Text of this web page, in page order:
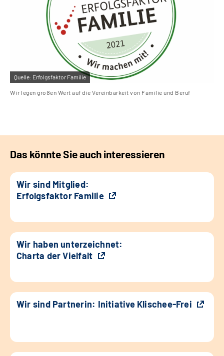
Quelle: Erfolgsfaktor Familie
Wir legen großen Wert auf die Vereinbarkeit von Familie und Beruf
Das könnte Sie auch interessieren
Wir sind Mitglied:
Erfolgsfaktor Familie
Wir haben unterzeichnet:
Charta der Vielfalt
Wir sind Partnerin: Initiative Klischee-Frei